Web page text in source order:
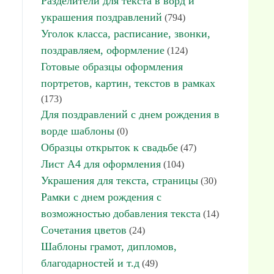
украшения поздравлений (794)
Уголок класса, расписание, звонки,
поздравляем, оформление (124)
Готовые образцы оформления
портретов, картин, текстов в рамках
(173)
Для поздравлений с днем рождения в
ворде шаблоны (0)
Образцы открыток к свадьбе (47)
Лист А4 для оформления (104)
Украшения для текста, страницы (30)
Рамки с днем рождения с
возможностью добавления текста (14)
Сочетания цветов (24)
Шаблоны грамот, дипломов,
благодарностей и т.д (49)